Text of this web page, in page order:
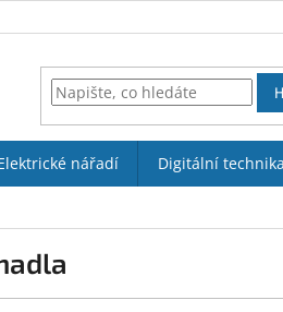
nářadí Digitální technika